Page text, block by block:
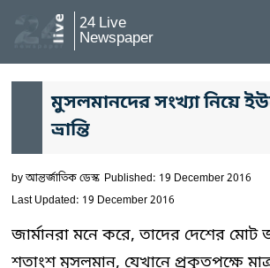
24 Live
Newspaper
মুসলমানদের সংখ্যা নিয়ে
ভ্রান্তি
byআন্তর্জাতিক ডেস্ক Published: 19 December 2016
Last Updated: 19 December 2016
জার্মানরা মনে করে, তাদের দেশের মোট
শতাংশ মুসলমান, যেখানে প্রকৃতপক্ষে